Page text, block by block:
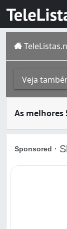
Veja
Acessórios
As melhores
João Pessoa